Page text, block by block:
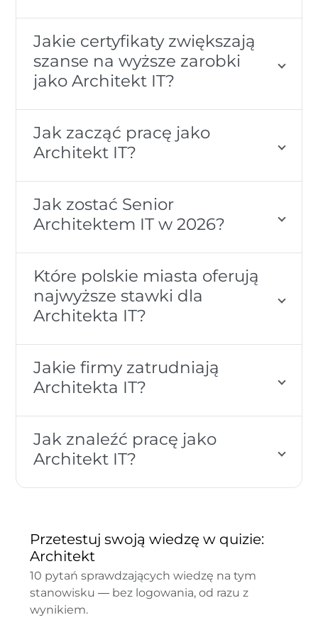
Jakie certyfikaty zwiększają
szanse na wyższe zarobki
jako Architekt IT?
Jak zacząć pracę jako
Architekt IT?
Jak zostać Senior
Architektem IT w 2026?
Które polskie miasta oferują
najwyższe stawki dla
Architekta IT?
Jakie firmy zatrudniają
Architekta IT?
Jak znaleźć pracę jako
Architekt IT?
Przetestuj swoją wiedzę w quizie:
Architekt
10 pytań sprawdzających wiedzę na tym
stanowisku — bez logowania, od razu z
wynikiem.